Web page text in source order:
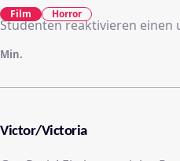
Studenten reaktivieren einen
Min.
Film Horror
Victor/Victoria